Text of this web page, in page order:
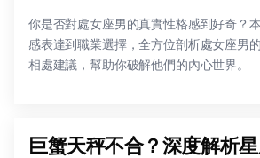
你是否對處女座男的真實性格感到好奇？
感表達到職業選擇，全方位剖析處女座男
相處建議，幫助你破解他們的內心世界。
巨蟹天秤不合？深度解析